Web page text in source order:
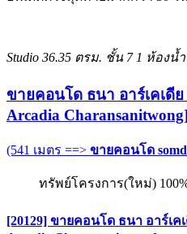
Studio 36.35 ตรม. ชั้น 7 1 ห้องน้ำ
ขายคอนโด ธนา อาร์เคเดี
Arcadia Charansanitwong]
(541 เมตร ==> ขายคอนโด
ทรัพย์โครงการ(ใหม่)
[20129] ขายคอนโด ธนา อาร์เ